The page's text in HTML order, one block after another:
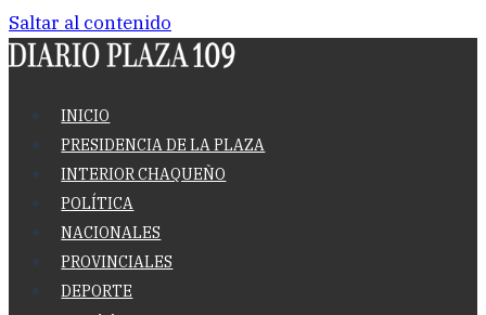
Saltar al contenido
INICIO
PRESIDENCIA DE LA PLAZA
INTERIOR CHAQUEÑO
POLÍTICA
NACIONALES
PROVINCIALES
DEPORTE